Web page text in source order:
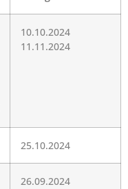
10.10.2024
11.11.2024
25.10.2024
26.09.2024